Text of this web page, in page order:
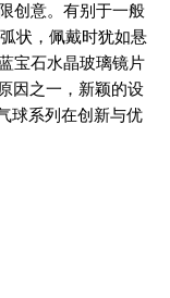
创意。有别于一般
状，佩戴时犹如悬
宝石水晶玻璃镜片
因之一，新颖的设
球系列在创新与优